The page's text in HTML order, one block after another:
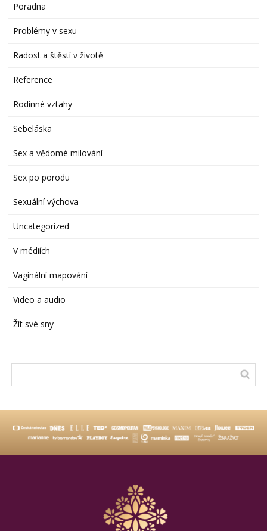
Poradna
Problémy v sexu
Radost a štěstí v životě
Reference
Rodinné vztahy
Sebeláska
Sex a vědomé milování
Sex po porodu
Sexuální výchova
Uncategorized
V médiích
Vaginální mapování
Video a audio
Žít své sny